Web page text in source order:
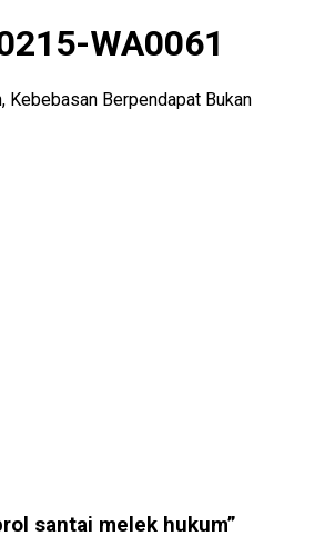
WA0061
santai melek hukum”